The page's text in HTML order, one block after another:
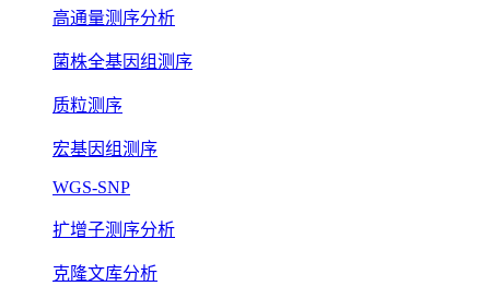
高通量测序分析
菌株全基因组测序
质粒测序
宏基因组测序
WGS-SNP
扩增子测序分析
克隆文库分析